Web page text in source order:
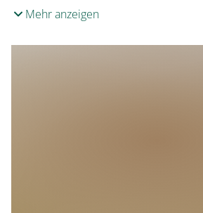
Mehr anzeigen